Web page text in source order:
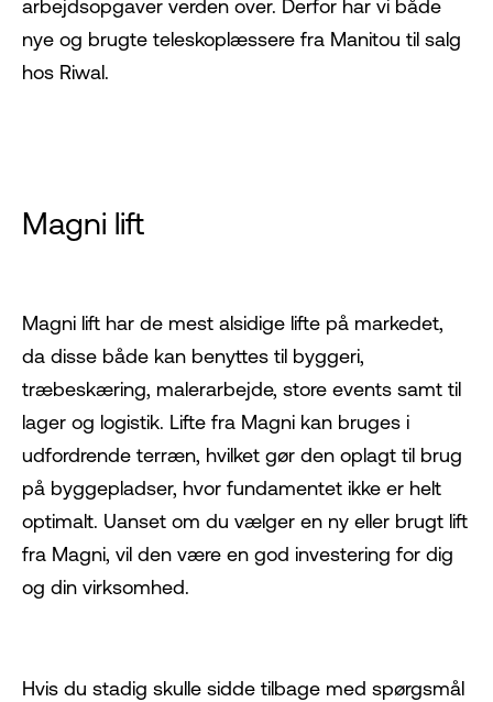
arbejdsopgaver verden over. Derfor har vi både
nye og brugte teleskoplæssere fra Manitou til salg
hos Riwal.
Magni lift
Magni lift har de mest alsidige lifte på markedet,
da disse både kan benyttes til byggeri,
træbeskæring, malerarbejde, store events samt til
lager og logistik. Lifte fra Magni kan bruges i
udfordrende terræn, hvilket gør den oplagt til brug
på byggepladser, hvor fundamentet ikke er helt
optimalt. Uanset om du vælger en ny eller brugt lift
fra Magni, vil den være en god investering for dig
og din virksomhed.
Hvis du stadig skulle sidde tilbage med spørgsmål